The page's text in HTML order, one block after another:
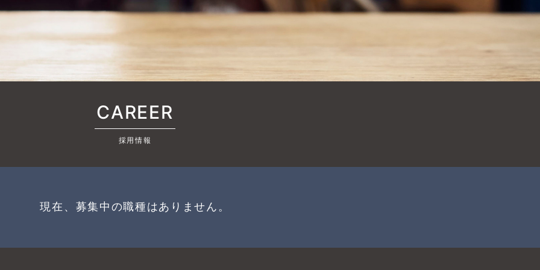
CAREER
採用情報
現在、募集中の職種はありません。